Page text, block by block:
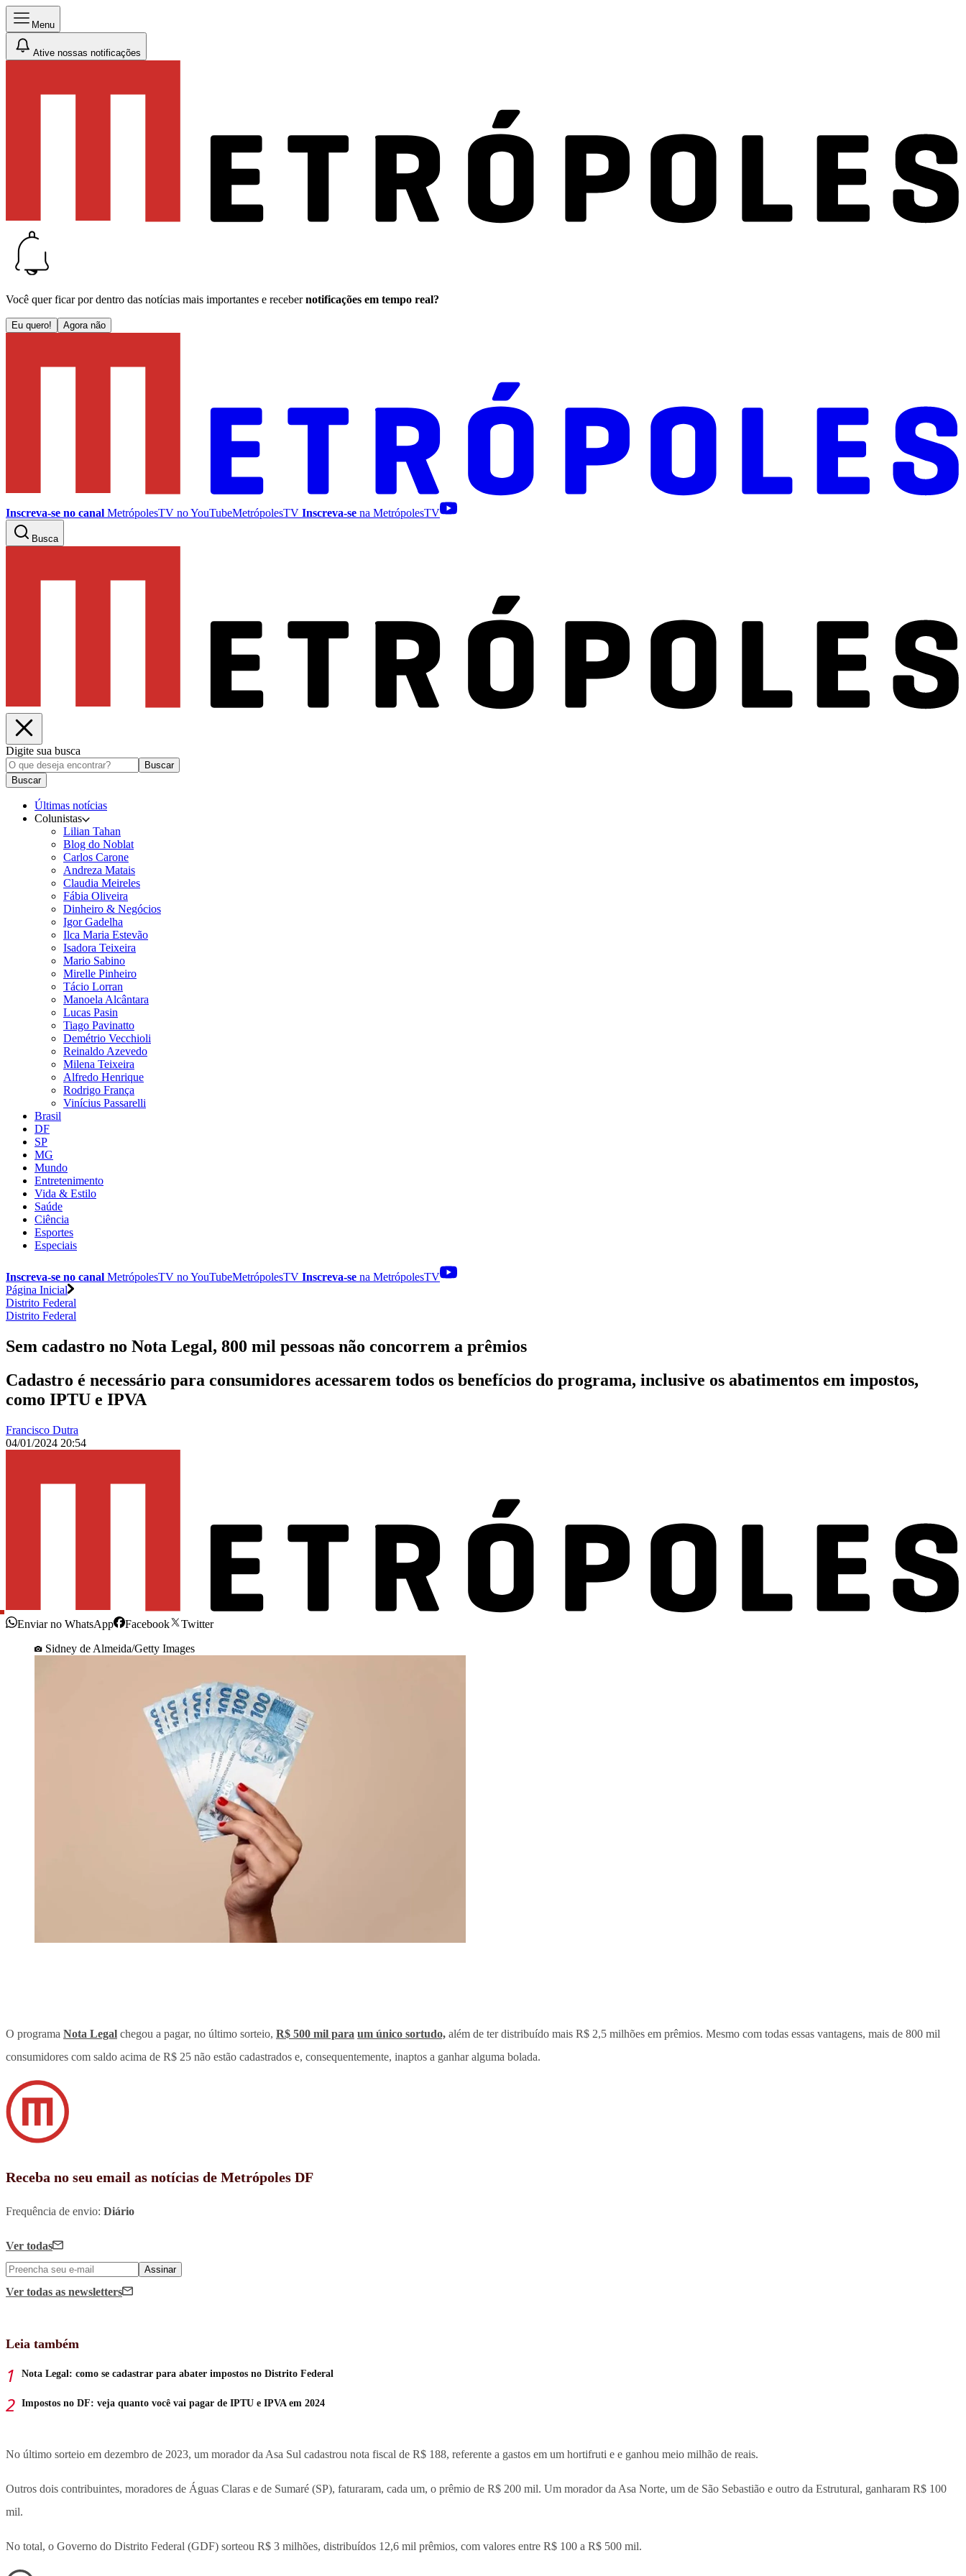
Menu
Ative nossas notificações
Você quer ficar por dentro das notícias mais importantes e receber notificações em tempo real?
Eu quero! Agora não
Inscreva-se no canal MetrópolesTV noYouTubeMetrópolesTV Inscreva-se na MetrópolesTV
Busca
Digite sua busca
Buscar
Buscar
Últimas notícias
Colunistas
Lilian Tahan
Blog do Noblat
Carlos Carone
Andreza Matais
Claudia Meireles
Fábia Oliveira
Dinheiro & Negócios
Igor Gadelha
Ilca Maria Estevão
Isadora Teixeira
Mario Sabino
Mirelle Pinheiro
Tácio Lorran
Manoela Alcântara
Lucas Pasin
Tiago Pavinatto
Demétrio Vecchioli
Reinaldo Azevedo
Milena Teixeira
Alfredo Henrique
Rodrigo França
Vinícius Passarelli
Brasil
DF
SP
MG
Mundo
Entretenimento
Vida & Estilo
Saúde
Ciência
Esportes
Especiais
Inscreva-se no canal MetrópolesTV noYouTubeMetrópolesTV Inscreva-se na MetrópolesTV
Página Inicial
Distrito Federal
Distrito Federal
Sem cadastro no Nota Legal, 800 mil pessoas não concorrem a prêmios
Cadastro é necessário para consumidores acessarem todos os benefícios do programa, inclusive os abatimentos em impostos,
como IPTU e IPVA
Francisco Dutra
04/01/2024 20:54
Enviar no WhatsApp Facebook
Twitter
Sidney de Almeida/Getty Images
O programa Nota Legal chegou a pagar, no último sorteio, R$ 500 mil para um único sortudo, além de ter distribuído mais R$ 2,5 milhões em prêmios. Mesmo com todas essas vantagens, mais de 800 mil
consumidores com saldo acima de R$ 25 não estão cadastrados e, consequentemente, inaptos a ganhar alguma bolada.
Receba no seu email as notícias de Metrópoles DF
Frequência de envio: Diário
Ver todas
Assinar
Ver todas as newsletters
Leia também
Nota Legal: como se cadastrar para abater impostos no Distrito Federal
Impostos no DF: veja quanto você vai pagar de IPTU e IPVA em 2024
No último sorteio em dezembro de 2023, um morador da Asa Sul cadastrou nota fiscal de R$ 188, referente a gastos em um hortifruti e e ganhou meio milhão de reais.
Outros dois contribuintes, moradores de Águas Claras e de Sumaré (SP), faturaram, cada um, o prêmio de R$ 200 mil. Um morador da Asa Norte, um de São Sebastião e outro da Estrutural, ganharam R$ 100
mil.
No total, o Governo do Distrito Federal (GDF) sorteou R$ 3 milhões, distribuídos 12,6 mil prêmios, com valores entre R$ 100 a R$ 500 mil.